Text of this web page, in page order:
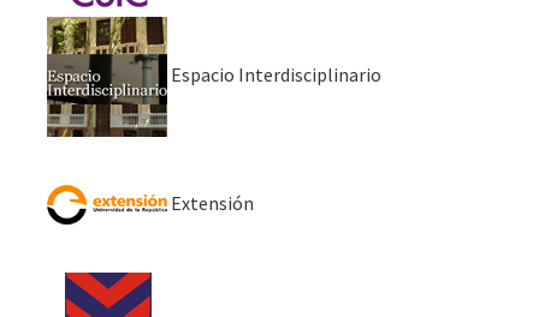
Espacio Interdisciplinario
Extensión